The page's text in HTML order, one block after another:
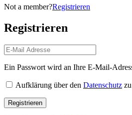
Not a member?Registrieren
Registrieren
Ein Passwort wird an Ihre E-Mail-
Aufklärung über den Datenschutz
Registrieren